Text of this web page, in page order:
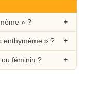
» ?
enthymème » ?
féminin ?